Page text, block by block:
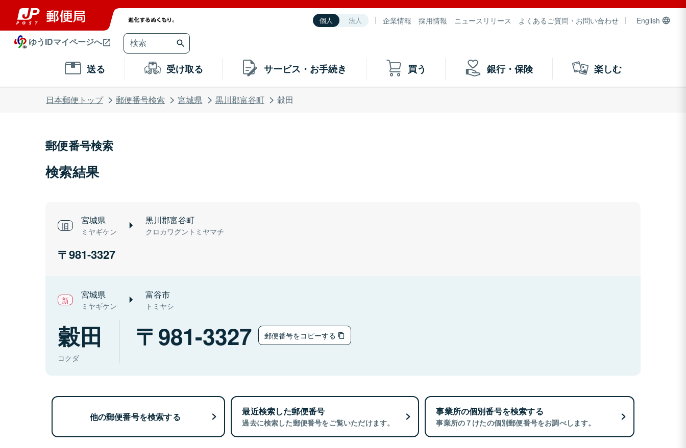
個人 法人 企業情報 採用情報 ニュースリリース よくあるご質問・お問い合わせ English
ゆうIDマイページへ
送る 受け取る サービス・お手続き 買う 銀行・保険 楽しむ
日本郵便トップ 郵便番号検索 宮城県 黒川郡富谷町 穀田
郵便番号検索
検索結果
宮城県
ミヤギケン
黒川郡富谷町
クロカワグントミヤマチ
981-3327
宮城県
ミヤギケン
富谷市
トミヤシ
穀田
コクダ
981-3327 郵便番号をコピーする
他の郵便番号を検索する 最近検索した郵便番号
過去に検索した郵便番号をご覧いただけます。
事業所の個別番号を検索する
事業所の７けたの個別郵便番号をお調べします。